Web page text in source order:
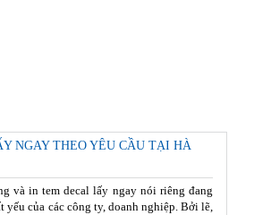
NGAY THEO YÊU CẦU TẠI HÀ
và in tem decal lấy ngay nói riêng đang
yếu của các công ty, doanh nghiệp. Bởi lẽ,